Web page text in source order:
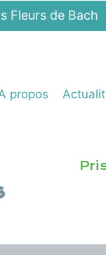
Fleurs de Bach
propos